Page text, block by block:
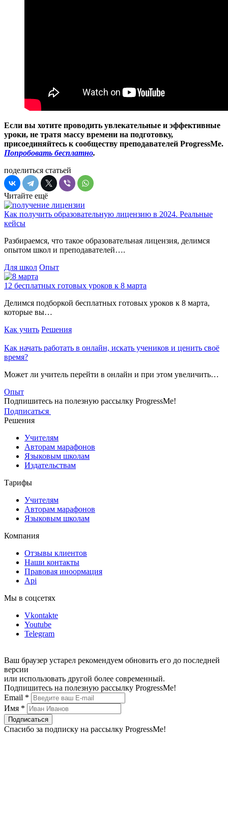
Если вы хотите проводить увлекательные и эффективные
уроки, не тратя массу времени на подготовку,
присоединяйтесь к сообществу преподавателей ProgressMe.
Попробовать бесплатно.
поделиться статьей
Читайте ещё
Как получить образовательную лицензию в 2024. Реальные
кейсы
Разбираемся, что такое образовательная лицензия, делимся
опытом школ и преподавателей….
Для школ Опыт
12 бесплатных готовых уроков к 8 марта
Делимся подборкой бесплатных готовых уроков к 8 марта,
которые вы…
Как учить Решения
Как начать работать в онлайн, искать учеников и ценить своё
время?
Может ли учитель перейти в онлайн и при этом увеличить…
Опыт
Подпишитесь на полезную рассылку ProgressMe!
Подписаться
Решения
Учителям
Авторам марафонов
Языковым школам
Издательствам
Тарифы
Учителям
Авторам марафонов
Языковым школам
Компания
Отзывы клиентов
Наши контакты
Правовая иноормация
Api
Мы в соцсетях
Vkontakte
Youtube
Telegram
Ваш браузер устарел рекомендуем обновить его до последней
версии
или использовать другой более современный.
Подпишитесь на полезную рассылку ProgressMe!
Email *
Имя *
Подписаться
Спасибо за подписку на рассылку ProgressMe!